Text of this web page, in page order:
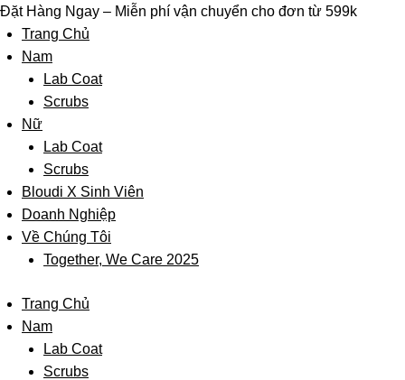
Skip
to
content
Đặt Hàng Ngay – Miễn phí vận chuyển cho đơn từ 599k
Trang Chủ
Nam
Lab Coat
Scrubs
Nữ
Lab Coat
Scrubs
Bloudi X Sinh Viên
Doanh Nghiệp
Về Chúng Tôi
Together, We Care 2025
Trang Chủ
Nam
Lab Coat
Scrubs